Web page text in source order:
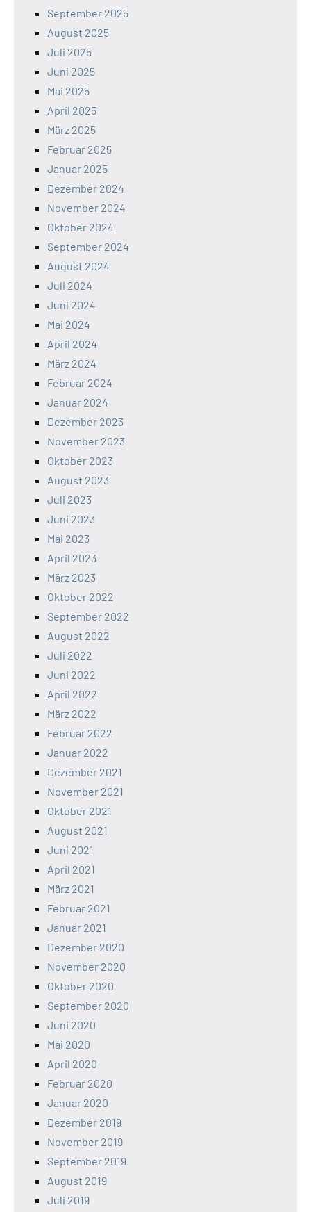
September 2025
August 2025
Juli 2025
Juni 2025
Mai 2025
April 2025
März 2025
Februar 2025
Januar 2025
Dezember 2024
November 2024
Oktober 2024
September 2024
August 2024
Juli 2024
Juni 2024
Mai 2024
April 2024
März 2024
Februar 2024
Januar 2024
Dezember 2023
November 2023
Oktober 2023
August 2023
Juli 2023
Juni 2023
Mai 2023
April 2023
März 2023
Oktober 2022
September 2022
August 2022
Juli 2022
Juni 2022
April 2022
März 2022
Februar 2022
Januar 2022
Dezember 2021
November 2021
Oktober 2021
August 2021
Juni 2021
April 2021
März 2021
Februar 2021
Januar 2021
Dezember 2020
November 2020
Oktober 2020
September 2020
Juni 2020
Mai 2020
April 2020
Februar 2020
Januar 2020
Dezember 2019
November 2019
September 2019
August 2019
Juli 2019